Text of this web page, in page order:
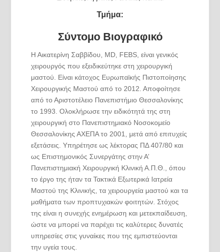
Τμήμα:
Σύντομο Βιογραφικό
Η Αικατερίνη Σαββίδου, MD, FEBS, είναι γενικός
χειρουργός που εξειδικεύτηκε στη χειρουργική
μαστού. Είναι κάτοχος Ευρωπαϊκής Πιστοποίησης
Χειρουργικής Μαστού από το 2012. Αποφοίτησε
από το Αριστοτέλειο Πανεπιστήμιο Θεσσαλονίκης
το 1993. Ολοκλήρωσε την ειδικότητά της στη
χειρουργική στο Πανεπιστημιακό Νοσοκομείο
Θεσσαλονίκης ΑΧΕΠΑ το 2001, μετά από επιτυχείς
εξετάσεις. Υπηρέτησε ως λέκτορας ΠΔ 407/80 και
ως Επιστημονικός Συνεργάτης στην Α’
Πανεπιστημιακή Χειρουργική Κλινική Α.Π.Θ., όπου
το έργο της ήταν τα Τακτικά Εξωτερικά Ιατρεία
Μαστού της Κλινικής, τα χειρουργεία μαστού και τα
μαθήματα των προπτυχιακών φοιτητών. Στόχος
της είναι η συνεχής ενημέρωση και μετεκπαίδευση,
ώστε να μπορεί να παρέχει τις καλύτερες δυνατές
υπηρεσίες στις γυναίκες που της εμπιστεύονται
την υγεία τους.